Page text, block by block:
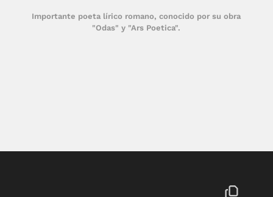
Importante poeta lírico romano, conocido por su obra
"Odas" y "Ars Poetica".